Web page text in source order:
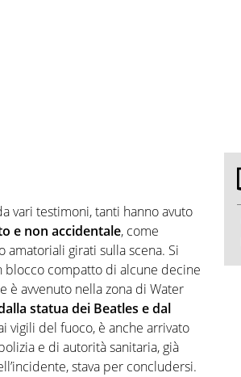
vari testimoni, tanti hanno avuto
e non accidentale, come
girati sulla scena. Si
blocco compatto di alcune decine
è avvenuto nella zona di Water
statua dei Beatles e dal
vigili del fuoco, è anche arrivato
e di autorità sanitaria, già
stava per concludersi.